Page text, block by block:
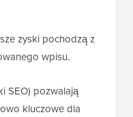
zyski pochodzą z
wpisu.
SEO) pozwalają
kluczowe dla